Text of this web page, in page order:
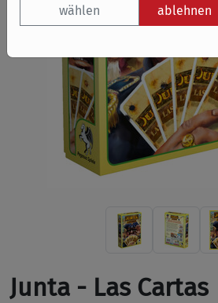
Junta - Las Cartas
wählen
ablehnen